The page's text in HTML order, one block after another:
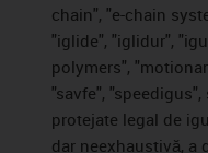
chain", "e-chain
"iglide", "iglidur",
polymers",
"savfe",
protejate legal de
dar neexhaustivă, a